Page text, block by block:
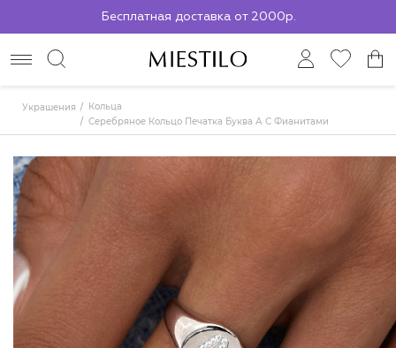
Бесплатная доставка от 2000р.
По всей России до ПВЗ СДЭК
Украшения
Кольца
Серебряное Кольцо Печатка Буква А С Фианитами